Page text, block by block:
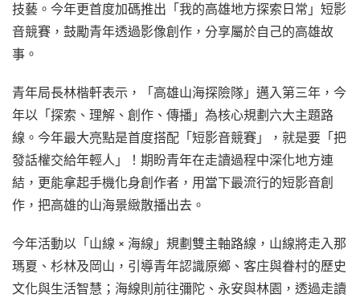
技藝。今年更首度加碼推出「我的高雄地方探索日常」短影
音競賽，鼓勵青年透過影像創作，分享屬於自己的高雄故
事。
青年局長林楷軒表示，「高雄山海探險隊」邁入第三年，今
年以「探索、理解、創作、傳播」為核心規劃六大主題路
線。今年最大亮點是首度搭配「短影音競賽」，就是要「把
發話權交給年輕人」！期盼青年在走讀過程中深化地方連
結，更能拿起手機化身創作者，用當下最流行的短影音創
作，把高雄的山海景緻散播出去。
今年活動以「山線 × 海線」規劃雙主軸路線，山線將走入那
瑪夏、杉林及岡山，引導青年認識原鄉、客庄與眷村的歷史
文化與生活智慧；海線則前往彌陀、永安與林園，透過走讀